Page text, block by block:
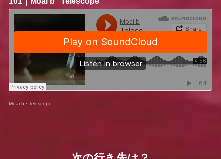
Moai b · Telescope